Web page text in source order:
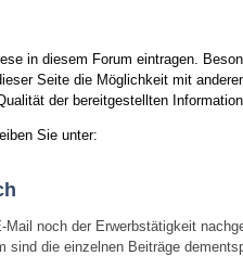
in diesem Forum eintragen.
Seite die Möglichkeit mit
der bereitgestellten
Sie unter:
noch der Erwerbstätigkeit
die einzelnen Beiträge